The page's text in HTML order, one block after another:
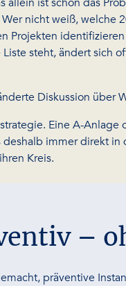
nicht weiß, welche
Projekten
steht, ändert sich
Diskussion über
Eine A-
immer direkt
Kreis.
–
präventive